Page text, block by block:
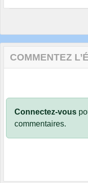
COMMENTEZ
Connectez-vous
commentaires.